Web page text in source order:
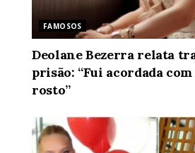
FAMOSOS
Deolane Bezerra relata
prisão: “Fui acordada
rosto”